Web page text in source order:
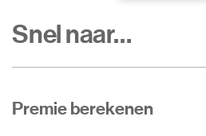
Snel naar…
Premie berekenen